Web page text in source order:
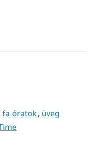
fa óratok, üveg